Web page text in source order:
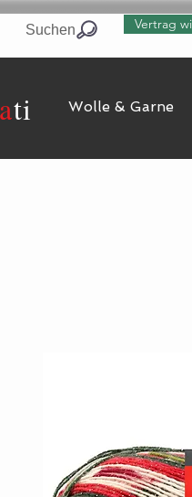
Suchen Vertrag
ti Wolle & Garne